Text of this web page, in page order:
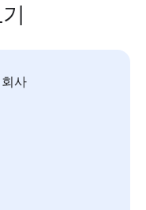
회사